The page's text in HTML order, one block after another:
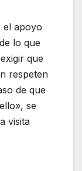
el apoyo
lo que
que
respeten
de que
se
visita